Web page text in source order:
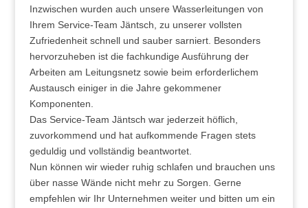
Inzwischen wurden auch unsere Wasserleitungen von
Ihrem Service-Team Jäntsch, zu unserer vollsten
Zufriedenheit schnell und sauber sarniert. Besonders
hervorzuheben ist die fachkundige Ausführung der
Arbeiten am Leitungsnetz sowie beim erforderlichem
Austausch einiger in die Jahre gekommener
Komponenten.
Das Service-Team Jäntsch war jederzeit höflich,
zuvorkommend und hat aufkommende Fragen stets
geduldig und vollständig beantwortet.
Nun können wir wieder ruhig schlafen und brauchen uns
über nasse Wände nicht mehr zu Sorgen. Gerne
empfehlen wir Ihr Unternehmen weiter und bitten um ein